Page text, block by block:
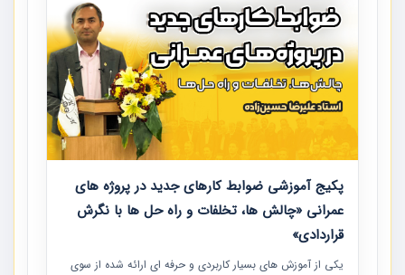
پکیج آموزشی ضوابط کارهای جدید در پروژه های
عمرانی «چالش ها، تخلفات و راه حل ها با نگرش
قراردادی»
یکی از آموزش‏‏‏‏‏‏ های بسیار کاربردی و حرفه‏ ای ارائه شده از سوی